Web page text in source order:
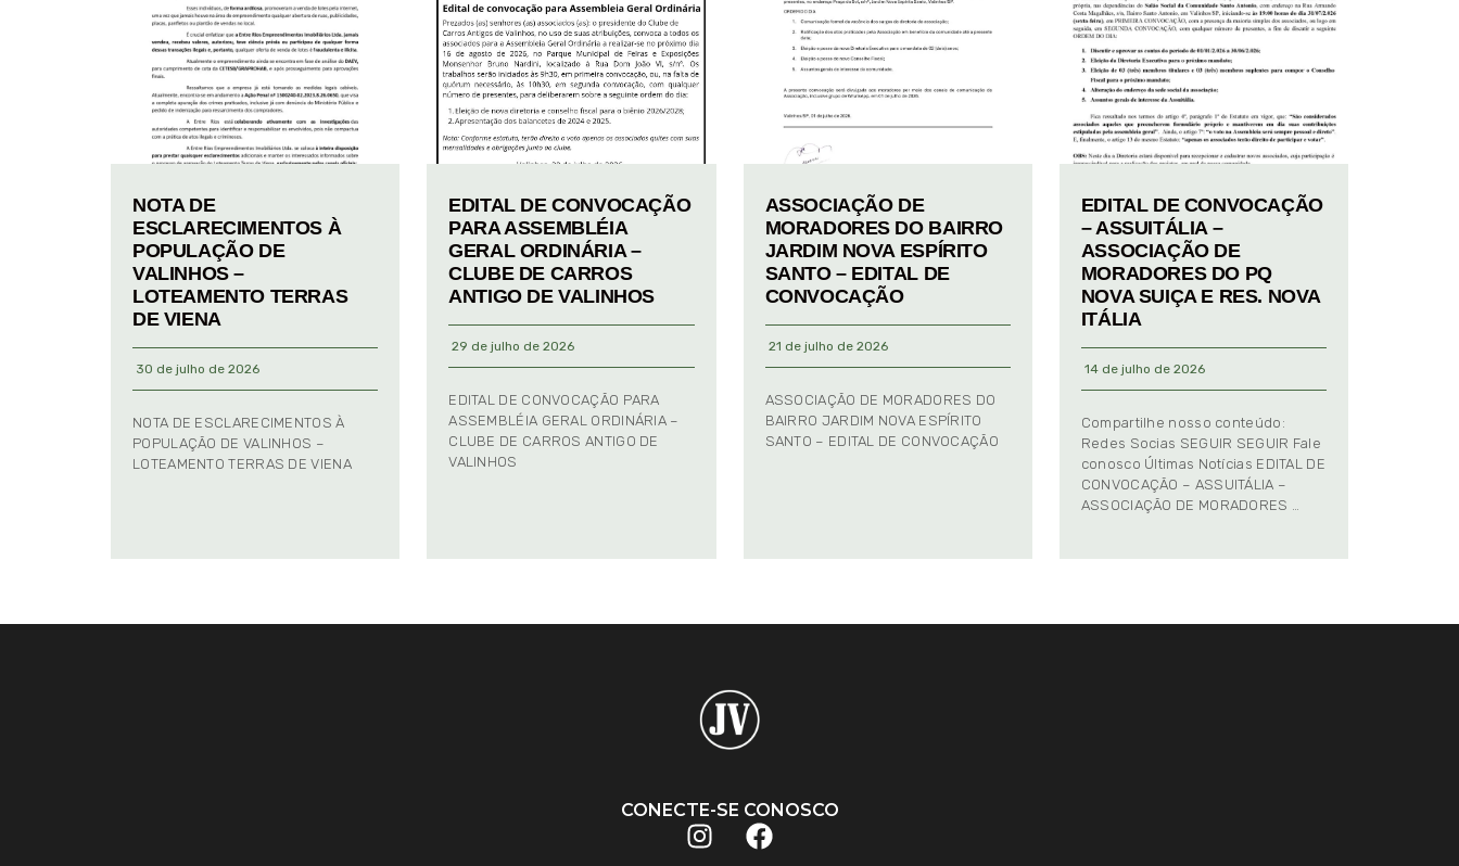
NOTA DE
ESCLARECIMENTOS À
POPULAÇÃO DE
VALINHOS –
LOTEAMENTO TERRAS
DE VIENA
30 de julho de 2026
NOTA DE ESCLARECIMENTOS À
POPULAÇÃO DE VALINHOS –
LOTEAMENTO TERRAS DE VIENA
EDITAL DE CONVOCAÇÃO
PARA ASSEMBLÉIA
GERAL ORDINÁRIA –
CLUBE DE CARROS
ANTIGO DE VALINHOS
29 de julho de 2026
EDITAL DE CONVOCAÇÃO PARA
ASSEMBLÉIA GERAL ORDINÁRIA –
CLUBE DE CARROS ANTIGO DE
VALINHOS
ASSOCIAÇÃO DE
MORADORES DO BAIRRO
JARDIM NOVA ESPÍRITO
SANTO – EDITAL DE
CONVOCAÇÃO
21 de julho de 2026
ASSOCIAÇÃO DE MORADORES DO
BAIRRO JARDIM NOVA ESPÍRITO
SANTO – EDITAL DE CONVOCAÇÃO
EDITAL DE CONVOCAÇÃO
– ASSUITÁLIA –
ASSOCIAÇÃO DE
MORADORES DO PQ
NOVA SUIÇA E RES. NOVA
ITÁLIA
14 de julho de 2026
Compartilhe nosso conteúdo:
Redes Socias SEGUIR SEGUIR Fale
conosco Últimas Notícias EDITAL DE
CONVOCAÇÃO – ASSUITÁLIA –
ASSOCIAÇÃO DE MORADORES …
CONECTE-SE CONOSCO